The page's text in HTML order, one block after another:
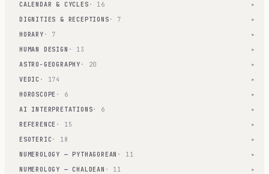
CALENDAR & CYCLES · 16 ▾
DIGNITIES & RECEPTIONS · 7 ▾
HORARY · 7 ▾
HUMAN DESIGN · 13 ▾
ASTRO-GEOGRAPHY · 20 ▾
VEDIC · 174 ▾
HOROSCOPE · 6 ▾
AI INTERPRETATIONS· 6 ▾
REFERENCE · 15 ▾
ESOTERIC· 18 ▾
NUMEROLOGY — PYTHAGOREAN · 11 ▾
NUMEROLOGY — CHALDEAN · 11 ▾